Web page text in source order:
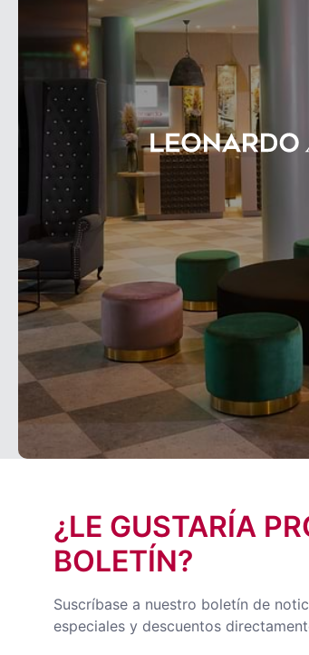
¿LE GUSTARÍA
BOLETÍN?
Suscríbase a nuestro boletín de
especiales y descuentos